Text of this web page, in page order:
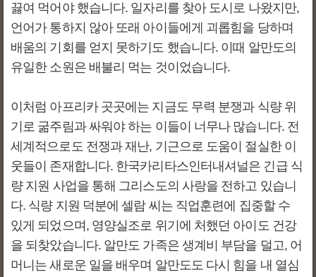
끓여 먹어야 했습니다. 일자리를 찾아 도시로 나왔지만,
언어가 통하지 않아 또래 아이들에게 괴롭힘을 당하며
배움의 기회를 얻지 못하기도 했습니다. 이때 알만도의
유일한 소원은 배불리 먹는 것이었습니다.
이처럼 아프리카 곳곳에는 지금도 무력 분쟁과 식량 위
기로 굶주림과 싸워야 하는 이들이 너무나 많습니다. 전
세계적으로도 전쟁과 재난, 기근으로 도움이 절실한 이
웃들이 존재합니다. 한국카리타스인터내셔널은 긴급 식
량 지원 사업을 통해 그리스도의 사랑을 전하고 있습니
다. 식량 지원 덕분에 셀람 씨는 직업훈련에 집중할 수
있게 되었으며, 영양실조로 위기에 처했던 아이도 건강
을 되찾았습니다. 알만도 가족은 생계비 부담을 덜고, 어
머니는 새로운 일을 배우며 알만도도 다시 힘을 내 열심